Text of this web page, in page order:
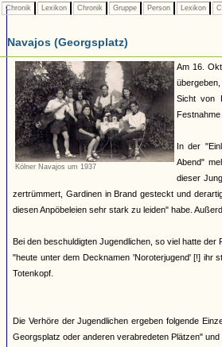
Chronik Lexikon Chronik Gruppe Person Lexikon
Navajos (Georgsplatz)
Kölner Navajos um 1937
Am 16.
Sicht von
Festnahme
In der
Abend"
dieser
zertrümmert, Gardinen in Brand gesteckt und
diesen Anpöbeleien sehr stark zu leiden" habe.
Bei den beschuldigten Jugendlichen, so viel hatte
"heute unter dem Decknamen 'Noroterjugend' [!] ihr
Totenkopf.
Die Verhöre der Jugendlichen ergeben folgende
Georgsplatz oder anderen verabredeten Plätzen"